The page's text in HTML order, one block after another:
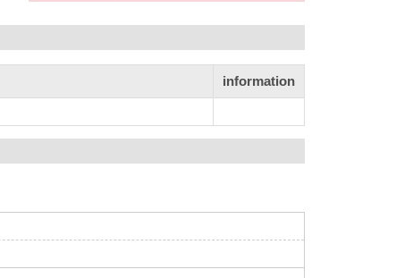
information